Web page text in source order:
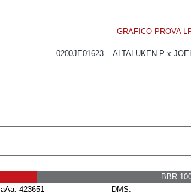
GRAFICO PROVA
0200JE01623 ALTALUKEN-P x
BBR
aAa: 423651
DMS: